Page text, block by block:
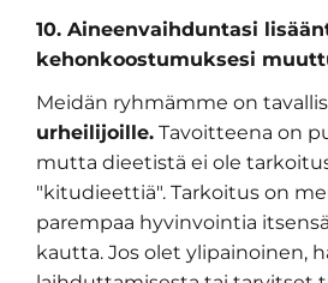
10. Aineenvaihduntasi
kehonkoostumuksesi
Meidän ryhmämme on
urheilijoille. Tavoitteena on
mutta dieetistä ei ole
"kitudieettiä". Tarkoitus on
parempaa hyvinvointia
kautta. Jos olet ylipainoinen,